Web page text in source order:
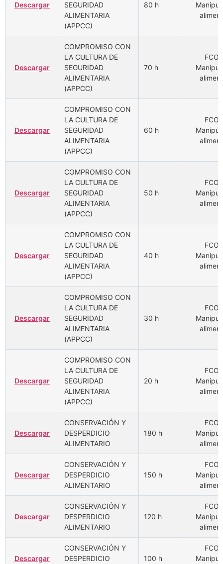
Descargar
SEGURIDAD
ALIMENTARIA
(APPCC)
80 h
Descargar
COMPROMISO CON
LA CULTURA DE
SEGURIDAD
ALIMENTARIA
(APPCC)
70 h
Descargar
COMPROMISO CON
LA CULTURA DE
SEGURIDAD
ALIMENTARIA
(APPCC)
60 h
Descargar
COMPROMISO CON
LA CULTURA DE
SEGURIDAD
ALIMENTARIA
(APPCC)
50 h
Descargar
COMPROMISO CON
LA CULTURA DE
SEGURIDAD
ALIMENTARIA
(APPCC)
40 h
Descargar
COMPROMISO CON
LA CULTURA DE
SEGURIDAD
ALIMENTARIA
(APPCC)
30 h
Descargar
COMPROMISO CON
LA CULTURA DE
SEGURIDAD
ALIMENTARIA
(APPCC)
20 h
Descargar
CONSERVACIÓN Y
DESPERDICIO
ALIMENTARIO
180 h
Descargar
CONSERVACIÓN Y
DESPERDICIO
ALIMENTARIO
150 h
Descargar
CONSERVACIÓN Y
DESPERDICIO
ALIMENTARIO
120 h
Descargar
CONSERVACIÓN Y
DESPERDICIO
100 h